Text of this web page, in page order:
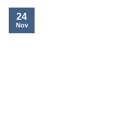
24
Nov